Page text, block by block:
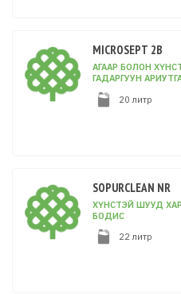
MICROSEPT 2B
АГААР БОЛОН
ГАДАРГУУН
20 литр
SOPURCLEAN NR
ХҮНСТЭЙ ШУУД
БОДИС
22 литр